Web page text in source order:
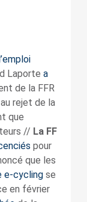
Laporte a
de la FFR
rejet de la
que
// La FF
pour
que les
e-cyclingse
en février